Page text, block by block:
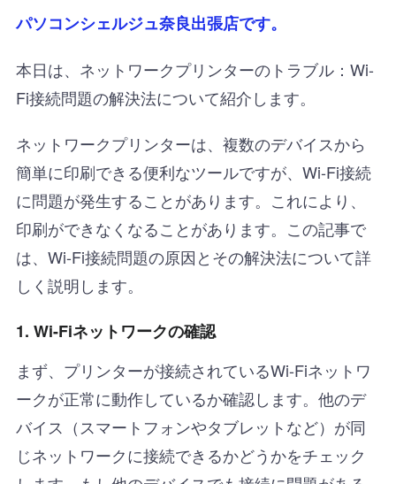
パソコンシェルジュ奈良出張店です。
本日は、ネットワークプリンターのトラブル：Wi-
Fi接続問題の解決法について紹介します。
ネットワークプリンターは、複数のデバイスから
簡単に印刷できる便利なツールですが、Wi-Fi接続
に問題が発生することがあります。これにより、
印刷ができなくなることがあります。この記事で
は、Wi-Fi接続問題の原因とその解決法について詳
しく説明します。
1. Wi-Fiネットワークの確認
まず、プリンターが接続されているWi-Fiネットワ
ークが正常に動作しているか確認します。他のデ
バイス（スマートフォンやタブレットなど）が同
じネットワークに接続できるかどうかをチェック